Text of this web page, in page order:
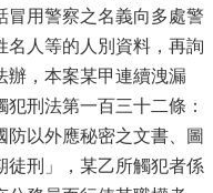
冒用警察之名義向多處警
名人等的人別資料，再詢
辦，本案某甲連續洩漏
犯刑法第一百三十二條：
防以外應秘密之文書、圖
徒刑」，某乙所觸犯者係